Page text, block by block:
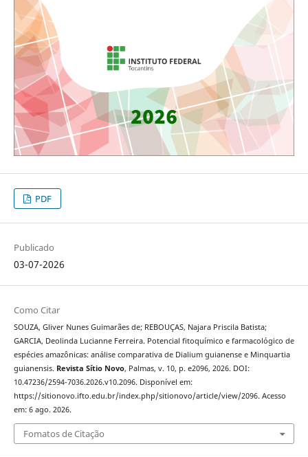
PDF
Publicado
03-07-2026
Como Citar
SOUZA, Gliver Nunes Guimarães de; REBOUÇAS, Najara Priscila Batista;
GARCIA, Deolinda Lucianne Ferreira. Potencial fitoquímico e farmacológico de
espécies amazônicas: análise comparativa de Dialium guianense e Minquartia
guianensis. Revista Sítio Novo, Palmas, v. 10, p. e2096, 2026. DOI:
10.47236/2594-7036.2026.v10.2096. Disponível em:
https://sitionovo.ifto.edu.br/index.php/sitionovo/article/view/2096. Acesso
em: 6 ago. 2026.
Fomatos de Citação